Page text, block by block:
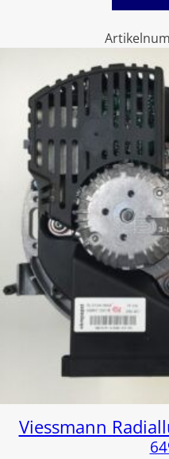
Viessmann